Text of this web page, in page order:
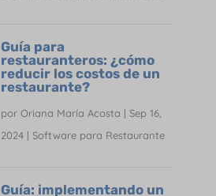
Guía para
restauranteros: ¿cómo
reducir los costos de un
restaurante?
por Oriana María Acosta | Sep 16,
2024| Software para Restaurante
Guía: implementando un